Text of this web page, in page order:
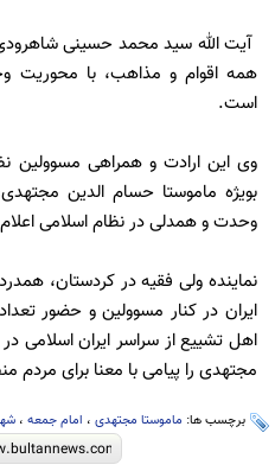
آیت الله سید محمد حسینی
همه اقوام و مذاهب، با محوریت
است.
وی این ارادت و همراهی مسوولین
بویژه ماموستا حسام الدین
وحدت و همدلی در نظام اسلامی
نماینده ولی فقیه در کردستان،
ایران در کنار مسوولین و حضور
اهل تشییع از سراسر ایران اسلامی
مجتهدی را پیامی با معنا برای مردم
برچسب ها: ماموستا مجتهدی ، امام جمعه ،